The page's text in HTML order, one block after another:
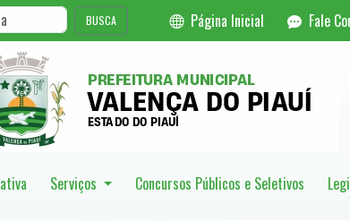
BUSCA Página Inicial Fale
Serviços Concursos Públicos e Seletivos